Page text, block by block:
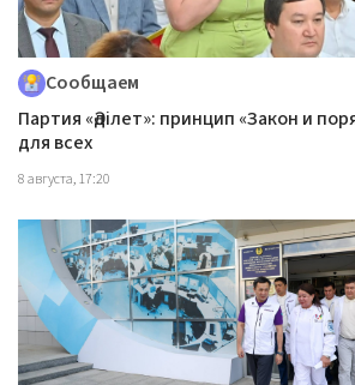
Сообщаем
Партия «Әділет»: принцип «Закон и
для всех
8 августа, 17:20